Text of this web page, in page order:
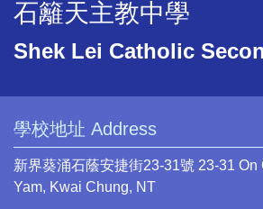
石籬天主教中學
Shek Lei Catholic
學校地址 Address
新界葵涌石蔭安捷街23-31號 23-31 On
Yam, Kwai Chung, NT